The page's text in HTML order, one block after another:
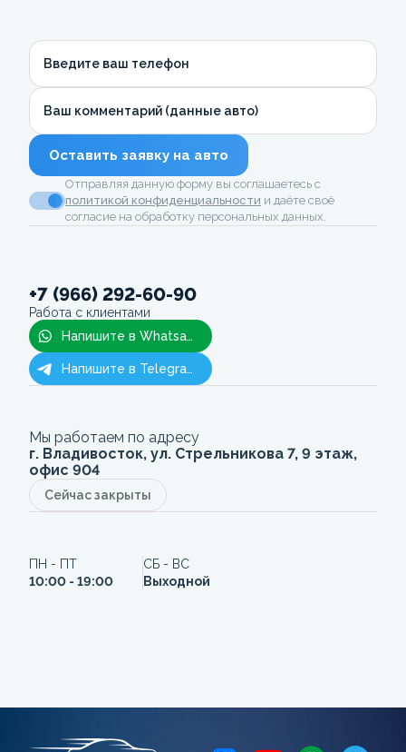
Введите ваш телефон
Ваш комментарий (данные авто)
Оставить заявку на авто
Отправляя данную форму вы соглашаетесь с
политикой конфиденциальности и даёте своё
согласие на обработку персональных данных.
+7 (966) 292-60-90
Работа с клиентами
Напишите в Whatsapp
Напишите в Telegram
Мы работаем по адресу
г. Владивосток, ул. Стрельникова 7, 9 этаж,
офис 904
Сейчас закрыты
ПН - ПТ
10:00 - 19:00
СБ - ВС
Выходной